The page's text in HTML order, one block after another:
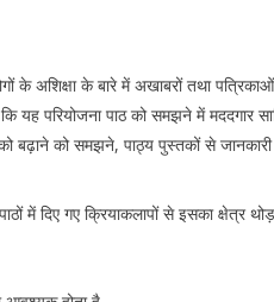
के अशिक्षा के बारे में अखाबरों तथा
परियोजना पाठ को समझने में मददगार
बढ़ाने को समझने, पाठ्य पुस्तकों से
में दिए गए क्रियाकलापों से इसका क्षेत्र